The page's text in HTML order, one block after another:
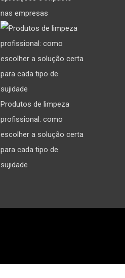
nas empresas
Produtos de limpeza
profissional: como
escolher a solução certa
para cada tipo de
sujidade